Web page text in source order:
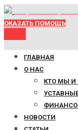
ОКАЗАТЬ ПОМОЩЬ
ГЛАВНАЯ
О НАС
КТО МЫ И
НОВОСТИ